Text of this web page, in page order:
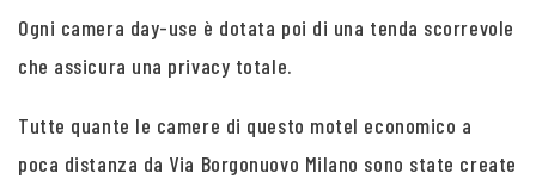
Ogni camera day-use è dotata poi di una tenda scorrevole
che assicura una privacy totale.
Tutte quante le camere di questo motel economico a
poca distanza da Via Borgonuovo Milano sono state create